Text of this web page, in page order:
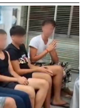
สร้าง Tourism
เที่ยว (Tourism
นไหวครั้งสำคัญที่
นของเดอะมอลล์
ของไทย